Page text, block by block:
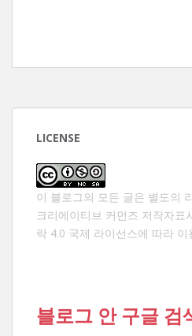
LICENSE
이 블로그의 모든 글은 별도의
크리에이티브 커먼즈 저작자표
락 4.0 국제 라이선스에 따라 이
블로그 안 구글 검